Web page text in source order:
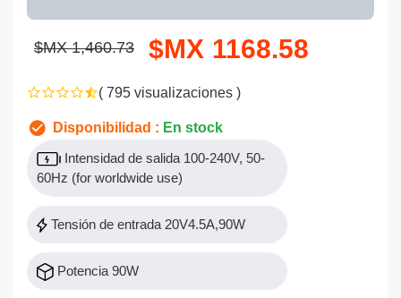
$MX 1,460.73 $MX 1168.58
( 795 visualizaciones )
Disponibilidad : En stock
Intensidad de salida 100-240V, 50-
60Hz (for worldwide use)
Tensión de entrada 20V4.5A,90W
Potencia 90W